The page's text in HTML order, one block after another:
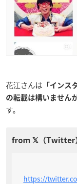
花江さんは 「インス
の転載は構いません
す。
https://